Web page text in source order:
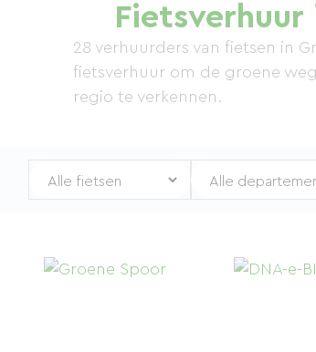
Fietsverhuur
28 verhuurders van fietsen in
fietsverhuur om de groene
regio te verkennen.